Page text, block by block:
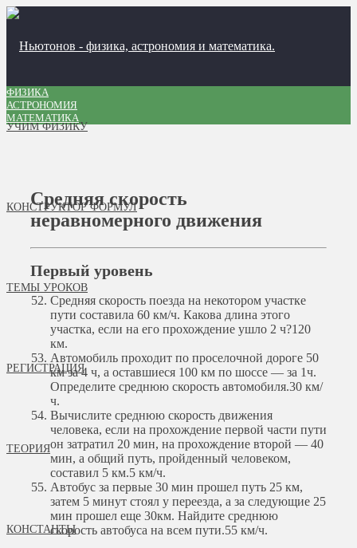
УЧИМ ФИЗИКУ
КОНСТРУКТОР ФОРМУЛ
ТЕМЫ УРОКОВ
РЕГИСТРАЦИЯ
ТЕОРИЯ
КОНСТАНТЫ
ФИЗИКА
АСТРОНОМИЯ
МАТЕМАТИКА
Средняя скорость
неравномерного движения
Первый уровень
Средняя скорость поезда на некотором участке
пути составила 60 км/ч. Какова длина этого
участка, если на его прохождение ушло 2 ч?120
км.
Автомобиль проходит по проселочной дороге 50
км за 4 ч, а оставшиеся 100 км по шоссе — за 1ч.
Определите среднюю скорость автомобиля.30 км/
ч.
Вычислите среднюю скорость движения
человека, если на прохождение первой части пути
он затратил 20 мин, на прохождение второй — 40
мин, а общий путь, пройденный человеком,
составил 5 км.5 км/ч.
Автобус за первые 30 мин прошел путь 25 км,
затем 5 минут стоял у переезда, а за следующие 25
мин прошел еще 30км. Найдите среднюю
скорость автобуса на всем пути.55 км/ч.